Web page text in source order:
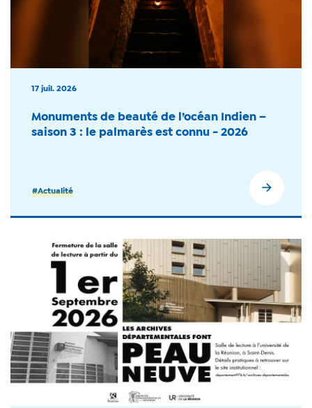
17 juil. 2026
Monuments de beauté de l’océan Indien –
saison 3 : le palmarès est connu - 2026
#Actualité